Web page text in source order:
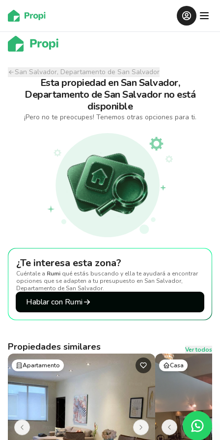
San Salvador, Departamento de San Salvador
Esta propiedad enSan Salvador,
Departamento de San Salvador no está
disponible
¡Pero no te preocupes! Tenemos otras opciones para ti.
¿Te interesa esta zona?
Cuéntale a Rumi qué estás buscando y ella te ayudará a encontrar
opciones que se adapten a tu presupuesto en San Salvador,
Departamento de San Salvador.
Hablar con Rumi
Propiedades similares
Ver todos
Apartamento
Casa